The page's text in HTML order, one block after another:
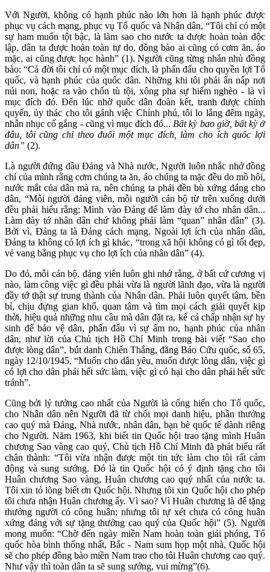
Với Người, không có hạnh phúc nào lớn hơn là hạnh phúc được
phục vụ cách mạng, phục vụ Tổ quốc và Nhân dân, “Tôi chỉ có một
sự ham muốn tột bậc, là làm sao cho nước ta được hoàn toàn độc
lập, dân ta được hoàn toàn tự do, đồng bào ai cũng có cơm ăn, áo
mặc, ai cũng được học hành” (1). Người cũng từng nhắn nhủ đồng
bào: “Cả đời tôi chỉ có một mục đích, là phấn đấu cho quyền lợi Tổ
quốc, và hạnh phúc của quốc dân. Những khi tôi phải ẩn nấp nơi
núi non, hoặc ra vào chốn tù tội, xông pha sự hiểm nghèo - là vì
mục đích đó. Đến lúc nhờ quốc dân đoàn kết, tranh được chính
quyến, ủy thác cho tôi gánh việc Chính phủ, tôi lo lắng đêm ngày,
nhẫn nhục cố gắng - cũng vì mục đích đó... Bất kỳ bao giờ, bất kỳ ở
đâu, tôi cũng chỉ theo đuổi một mục đích, làm cho ích quốc lợi
dân” (2).
Là người đứng đầu Đảng và Nhà nước, Người luôn nhắc nhở đồng
chí của mình rằng cơm chúng ta ăn, áo chúng ta mặc đều do mồ hôi,
nước mắt của dân mà ra, nên chúng ta phải đền bù xứng đáng cho
dân, “Mỗi người đảng viên, mỗi người cán bộ từ trên xuống dưới
đều phải hiểu rằng: Mình vào Đảng để làm đày tớ cho nhân dân...
Làm đày tớ nhân dân chứ không phải làm “quan” nhân dân” (3).
Bởi vì, Đảng ta là Đảng cách mạng. Ngoài lợi ích của nhân dân,
Đảng ta không có lợi ích gì khác, “trong xã hội không có gì tốt đẹp,
vẻ vang bằng phục vụ cho lợi ích của nhân dân” (4).
Do đó, mỗi cán bộ, đảng viên luôn ghi nhớ rằng, ở bất cứ cương vị
nào, làm công việc gì đều phải vừa là người lãnh đạo, vừa là người
đầy tớ thật sự trung thành của Nhân dân. Phải luôn quyết tâm, bền
bỉ, chịu đựng gian khổ, quan tâm và tìm mọi cách giải quyết kịp
thời, hiệu quả những nhu cầu mà dân đặt ra, kể cả chấp nhận sự hy
sinh để bảo vệ dân, phấn đấu vì sự ấm no, hạnh phúc của nhân
dân, như lời của Chủ tịch Hồ Chí Minh trong bài viết “Sao cho
được lòng dân”, bút danh Chiến Thắng, đăng Báo Cứu quốc, số 65,
ngày 12/10/1945, “Muốn cho dân yêu, muốn được lòng dân, việc gì
có lợi cho dân phải hết sức làm, việc gì có hại cho dân phải hết sức
tránh”.
Cũng bởi lý tưởng cao nhất của Người là cống hiến cho Tổ quốc,
cho Nhân dân nên Người đã từ chối mọi danh hiệu, phần thưởng
cao quý mà Đảng, Nhà nước, nhân dân, bạn bè quốc tế dành riêng
cho Người. Năm 1963, khi biết tin Quốc hội trao tặng mình Huân
chương Sao vàng cao quý, Chủ tịch Hồ Chí Minh đã phát biểu rất
chân thành: “Tôi vừa nhận được một tin tức làm cho tôi rất cảm
động và sung sướng. Đó là tin Quốc hội có ý định tặng cho tôi
Huân chương Sao vàng, Huân chương cao quý nhất của nước ta.
Tôi xin tỏ lòng biết ơn Quốc hội. Nhưng tôi xin Quốc hội cho phép
tôi chưa nhận Huân chương ấy. Vì sao? Vì Huân chương là để tặng
thưởng người có công huân; nhưng tôi tự xét chưa có công huân
xứng đáng với sự tặng thưởng cao quý của Quốc hội” (5). Người
mong muốn: “Chờ đến ngày miền Nam hoàn toàn giải phóng, Tổ
quốc hòa bình thống nhất, Bắc - Nam sum họp một nhà, Quốc hội
sẽ cho phép đồng bào miền Nam trao cho tôi Huân chương cao quý.
Như vậy thì toàn dân ta sẽ sung sướng, vui mừng”(6).